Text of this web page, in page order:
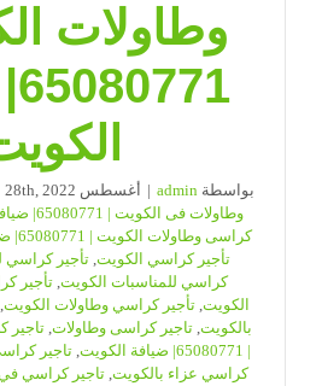
وطاولات
بواسطة admin
| أغسطس 28th, 2022
وطاولات فى الكويت | 65080771| ضيافة الكويت
كراسى وطاولات الكويت | 65080771| ضيافة الكويت
تأجير كراسي الكويت,تأجير كراسي
كراسي للمناسبات الكويت, تأجير
الكويت,تأجير كراسي وطاولات الكويت
بالكويت,تاجير كراسى وطاولات,تاجير
| 65080771| ضيافة الكويت
, تاجير
كراسي عزاء بالكويت,تاجير كراسي